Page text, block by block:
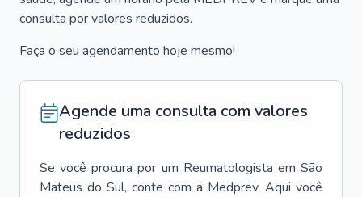
consulta por valores reduzidos.
Faça o seu agendamento hoje mesmo!
Agende uma consulta com valores
reduzidos
Se você procura por um Reumatologista em São
Mateus do Sul, conte com a Medprev. Aqui você